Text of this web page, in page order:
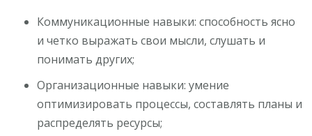
Коммуникационные навыки: способность ясно
и четко выражать свои мысли, слушать и
понимать других;
Организационные навыки: умение
оптимизировать процессы, составлять планы и
распределять ресурсы;